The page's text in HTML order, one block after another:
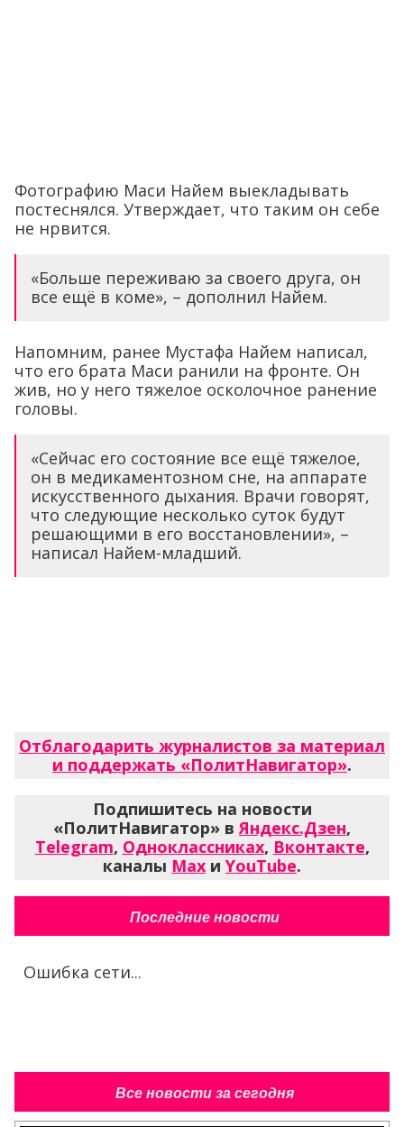
Фотографию Маси Найем выекладывать
постеснялся. Утверждает, что таким он себе
не нрвится.
«Больше переживаю за своего друга, он
все ещё в коме», – дополнил Найем.
Напомним, ранее Мустафа Найем написал,
что его брата Маси ранили на фронте. Он
жив, но у него тяжелое осколочное ранение
головы.
«Сейчас его состояние все ещё тяжелое,
он в медикаментозном сне, на аппарате
искусственного дыхания. Врачи говорят,
что следующие несколько суток будут
решающими в его восстановлении», –
написал Найем-младший.
Отблагодарить журналистов за материал
и поддержать «ПолитНавигатор».
Подпишитесь на новости
«ПолитНавигатор» в Яндекс.Дзен,
Telegram, Одноклассниках, Вконтакте,
каналы Max и YouTube.
Последние новости
Ошибка сети...
Все новости за сегодня